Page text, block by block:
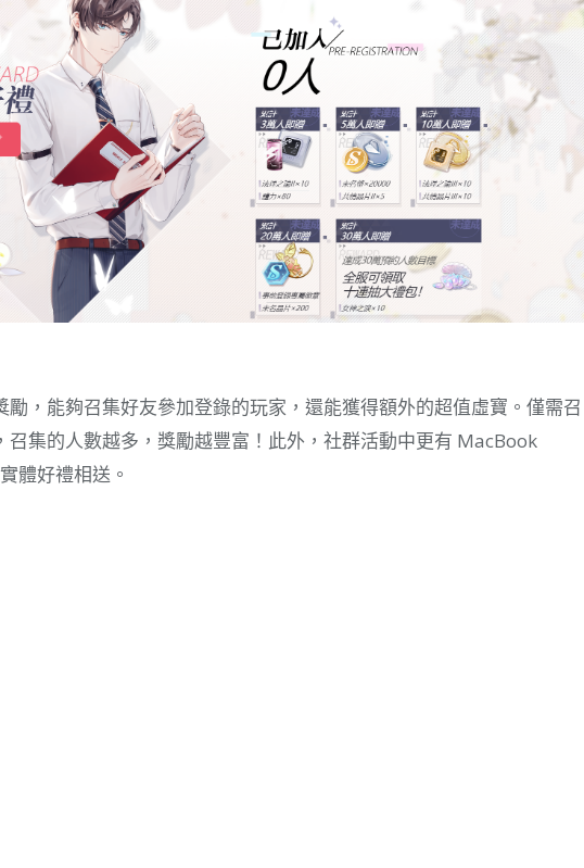
勵，能夠召集好友參加登錄的玩家，還能獲得額外的超值虛寶。僅需召
召集的人數越多，獎勵越豐富！此外，社群活動中更有 MacBook
體好禮相送。